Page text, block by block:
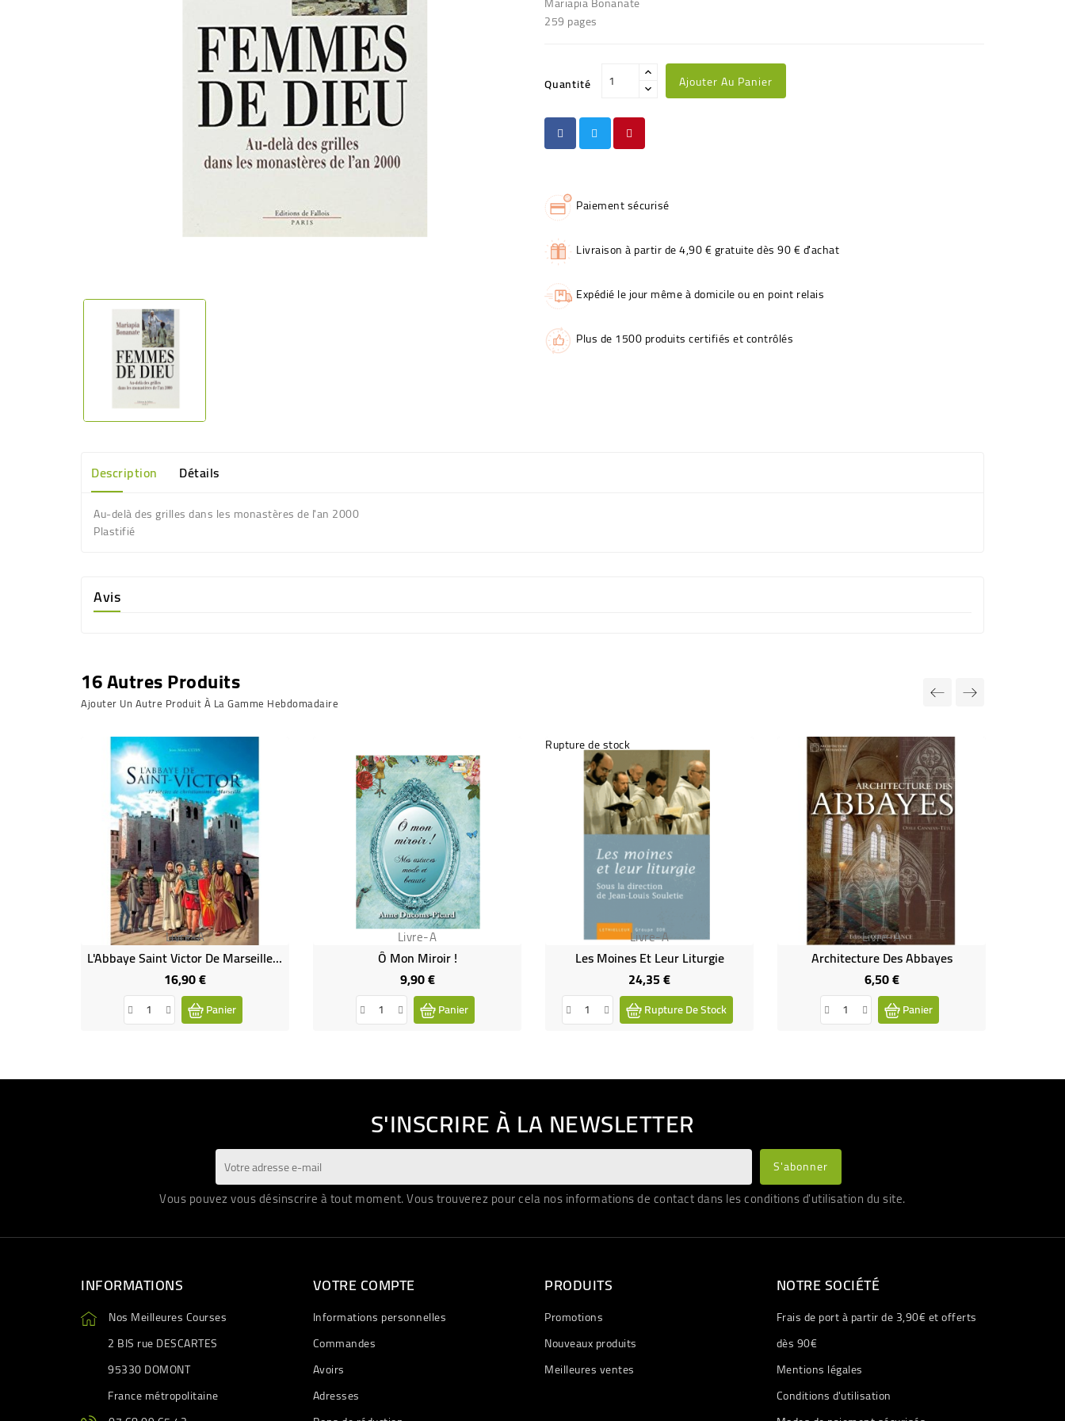
259 pages
Quantité Ajouter Au Panier
Paiement sécurisé
Livraison à partir de 4,90 € gratuite dès 90 € d'achat
Expédié le jour même à domicile ou en point relais
Plus de 1500 produits certifiés et contrôlés
Description Détails
Au-delà des grilles dans les monastères de l'an 2000
Plastifié
Avis
16 Autres Produits
Ajouter Un Autre Produit À La Gamme Hebdomadaire
Livre-A
L'Abbaye Saint Victor De Marseille DVD (neuf)
16,90 €Prix
Panier
Livre-A
Ô Mon Miroir !
9,90 €Prix
Panier
Rupture de stock
Livre-A
Les Moines Et Leur Liturgie
24,35 €Prix
Rupture De Stock
Livre-A
Architecture Des Abbayes
6,50 €Prix
Panier
S'INSCRIRE À LA NEWSLETTER
Vous pouvez vous désinscrire à tout moment. Vous trouverez pour cela nos informations de contact dans les conditions d'utilisation du site.
INFORMATIONS
Nos Meilleures Courses
2 BIS rue DESCARTES
95330 DOMONT
France métropolitaine
VOTRE COMPTE
Informations personnelles
Commandes
Avoirs
Adresses
PRODUITS
Promotions
Nouveaux produits
Meilleures ventes
NOTRE SOCIÉTÉ
Frais de port à partir de 3,90€ et offerts
dès 90€
Mentions légales
Conditions d'utilisation